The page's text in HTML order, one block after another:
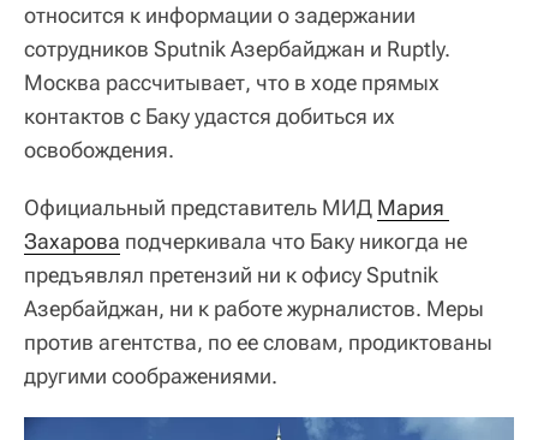
относится к информации о задержании
сотрудников Sputnik Азербайджан и Ruptly.
Москва рассчитывает, что в ходе прямых
контактов с Баку удастся добиться их
освобождения.
Официальный представитель МИД Мария
Захарова подчеркивала что Баку никогда не
предъявлял претензий ни к офису Sputnik
Азербайджан, ни к работе журналистов. Меры
против агентства, по ее словам, продиктованы
другими соображениями.